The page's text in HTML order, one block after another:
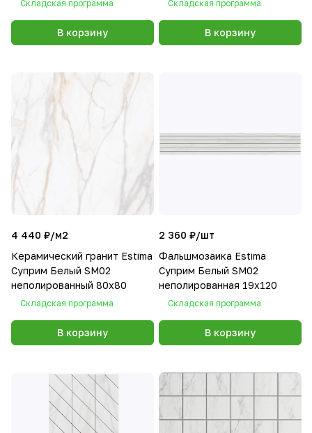
Складская программа
В корзину
Складская программа
В корзину
4 440 ₽/м2
Керамический гранит Estima
Суприм Белый SM02
неполированный 80x80
Складская программа
В корзину
2 360 ₽/шт
Фальшмозаика Estima
Суприм Белый SM02
неполированная 19x120
Складская программа
В корзину